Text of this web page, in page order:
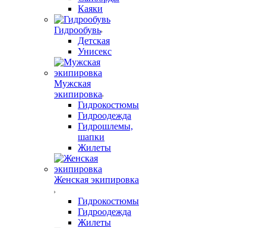
Каяки
Гидрообувь
Детская
Унисекс
Мужская
экипировка
Гидрокостюмы
Гидроодежда
Гидрошлемы,
шапки
Жилеты
Женская экипировка
Гидрокостюмы
Гидроодежда
Жилеты